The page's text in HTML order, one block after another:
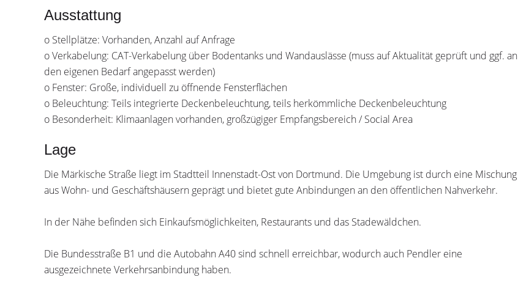
Ausstattung
o Stellplätze: Vorhanden, Anzahl auf Anfrage
o Verkabelung: CAT-Verkabelung über Bodentanks und Wandauslässe (muss auf Aktualität geprüft und ggf. an
den eigenen Bedarf angepasst werden)
o Fenster: Große, individuell zu öffnende Fensterflächen
o Beleuchtung: Teils integrierte Deckenbeleuchtung, teils herkömmliche Deckenbeleuchtung
o Besonderheit: Klimaanlagen vorhanden, großzügiger Empfangsbereich / Social Area
Lage
Die Märkische Straße liegt im Stadtteil Innenstadt-Ost von Dortmund. Die Umgebung ist durch eine Mischung
aus Wohn- und Geschäftshäusern geprägt und bietet gute Anbindungen an den öffentlichen Nahverkehr.
In der Nähe befinden sich Einkaufsmöglichkeiten, Restaurants und das Stadewäldchen.
Die Bundesstraße B1 und die Autobahn A40 sind schnell erreichbar, wodurch auch Pendler eine
ausgezeichnete Verkehrsanbindung haben.